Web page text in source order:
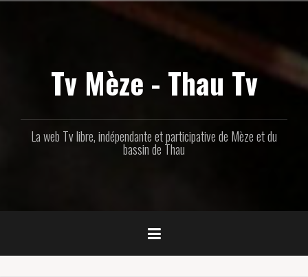
Tv Mèze - Thau Tv
La web Tv libre, indépendante et participative de Mèze et du
bassin de Thau